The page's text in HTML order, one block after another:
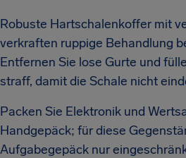
Robuste Hartschalenkoffer mit
verkraften ruppige Behandlung
Entfernen Sie lose Gurte und
straff, damit die Schale nicht
Packen Sie Elektronik und
Handgepäck; für diese
Aufgabegepäck nur